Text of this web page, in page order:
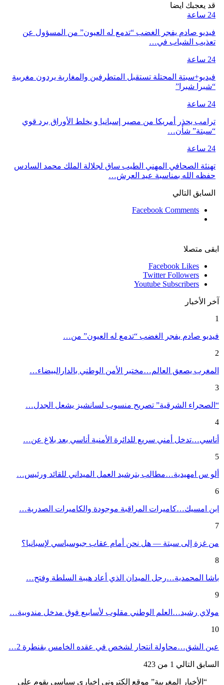
قد يعجبك ايضا
24 ساعة
فيديو صادم يفجر الغضب “تدمع له العيون” من المسؤول عن
تعذيب الشباب في…
24 ساعة
فيديو+سبتة المحتلة تستقبل المتطرفين والمغاربة يردون مغربية
“شبرا شبرا”
24 ساعة
ترامب يحذر أمريكا من مصير إسبانيا و يخلط الأوراق برد قوي
“سبتة” شأن…
24 ساعة
تهنئة الصحافي المهني الطيب ساق لجلالة الملك محمد السادس
حفظه الله بمناسبة عيد العرش…
السابق التالي
Facebook Comments
ابقى متصلا
Facebook Likes
Twitter Followers
Youtube Subscribers
آخر الأخبار
1
فيديو صادم يفجر الغضب “تدمع له العيون” من…
2
المغرب يصعق العالم…مختبر الأمن الوطني بالدارالبيضاء…
3
“الصحراء الشرقية” تصريح منسوب لسانشيز يشعل الجدل…
4
أناسي…تدخل أمني سريع للدائرة الأمنية أناسي بعد بلاغ عن…
5
ألو س امهيدية…مطالب بترشيد العمل الميداني للقائد ورئيس…
6
ابن امسيك…كاميرات المراقبة موجودة والكاميرات الصدرية…
7
من غزة إلى سبتة — هل نحن أمام عقاب جيوسياسي لإسبانيا؟
8
باشا المحمدية…رجل الميدان الذي أعاد هيبة السلطة وفتح…
9
مولاي رشيد…العلم الوطني مقلوب لأسابيع فوق مدخل مندوبية…
10
عين الشق…محاولة انتحار لشخص في عقده الخامس بقنطرة 2…
السابق التالي 1 من 423
“الأخبار المغربية” موقع إلكتروني إخباري سياسي يقوم على